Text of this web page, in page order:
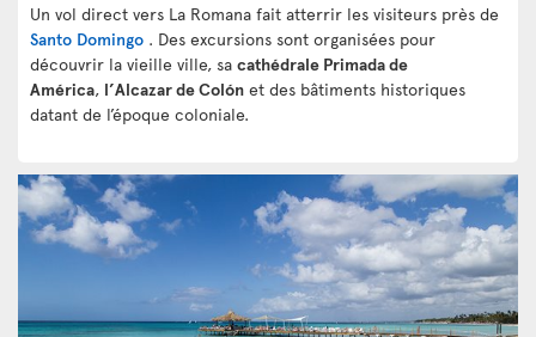
Un vol direct vers La Romana fait atterrir les visiteurs près de
Santo Domingo . Des excursions sont organisées pour
découvrir la vieille ville, sa cathédrale Primada de
América, l’Alcazar de Colón et des bâtiments historiques
datant de l’époque coloniale.